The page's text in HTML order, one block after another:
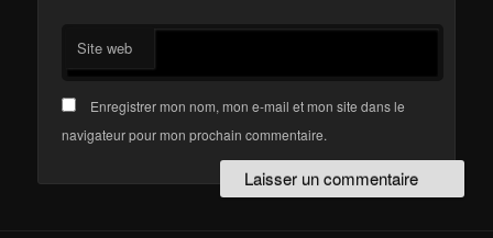
Site web
Enregistrer mon nom, mon e-mail et mon site dans le
navigateur pour mon prochain commentaire.